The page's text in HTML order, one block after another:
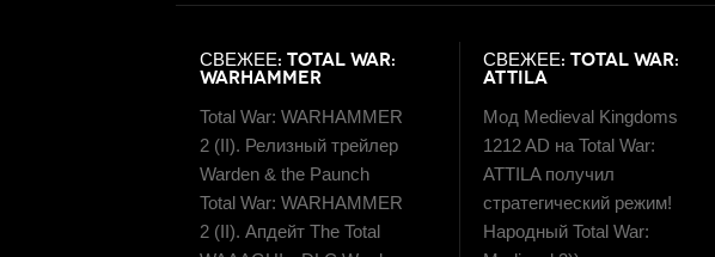
СВЕЖЕЕ: TOTAL WAR:
WARHAMMER
Total War: WARHAMMER
2 (II). Релизный трейлер
Warden & the Paunch
Total War: WARHAMMER
2 (II). Апдейт The Total
СВЕЖЕЕ: TOTAL WAR:
ATTILA
Мод Medieval Kingdoms
1212 AD на Total War:
ATTILA получил
стратегический режим!
Народный Total War: